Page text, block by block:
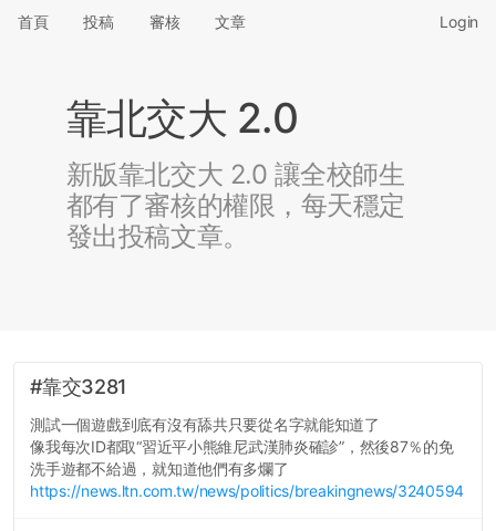
首頁 投稿 審核 文章 Login
靠北交大 2.0
新版靠北交大 2.0 讓全校師生
都有了審核的權限，每天穩定
發出投稿文章。
#靠交3281
測試一個遊戲到底有沒有舔共只要從名字就能知道了
像我每次ID都取“習近平小熊維尼武漢肺炎確診”，然後87％的免
洗手遊都不給過，就知道他們有多爛了
https://news.ltn.com.tw/news/politics/breakingnews/3240594